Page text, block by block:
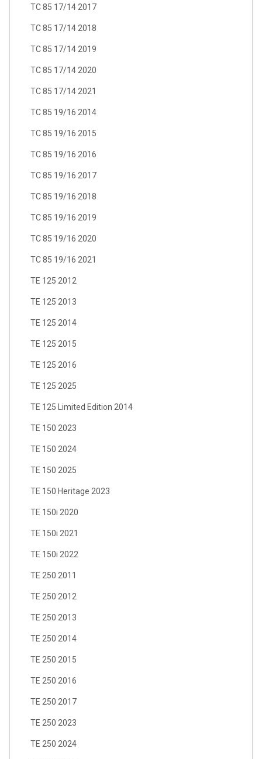
TC 85 17/14 2017
TC 85 17/14 2018
TC 85 17/14 2019
TC 85 17/14 2020
TC 85 17/14 2021
TC 85 19/16 2014
TC 85 19/16 2015
TC 85 19/16 2016
TC 85 19/16 2017
TC 85 19/16 2018
TC 85 19/16 2019
TC 85 19/16 2020
TC 85 19/16 2021
TE 125 2012
TE 125 2013
TE 125 2014
TE 125 2015
TE 125 2016
TE 125 2025
TE 125 Limited Edition 2014
TE 150 2023
TE 150 2024
TE 150 2025
TE 150 Heritage 2023
TE 150i 2020
TE 150i 2021
TE 150i 2022
TE 250 2011
TE 250 2012
TE 250 2013
TE 250 2014
TE 250 2015
TE 250 2016
TE 250 2017
TE 250 2023
TE 250 2024